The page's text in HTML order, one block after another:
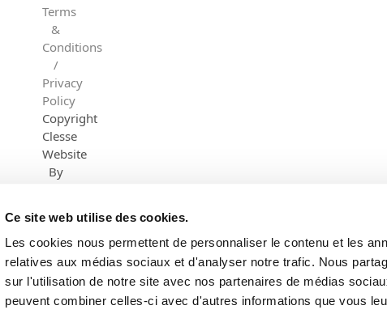
Ce site web utilise des cookies.
Les cookies nous permettent de personnaliser le contenu et les
relatives aux médias sociaux et d'analyser notre trafic. Nous
sur l'utilisation de notre site avec nos partenaires de médias
peuvent combiner celles-ci avec d'autres informations que vous
Terms
&
Conditions
/
Privacy
Policy
Copyright
Clesse
Website
By